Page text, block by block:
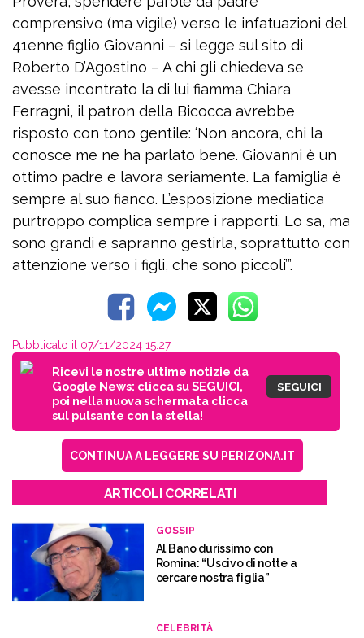
comprensivo (ma vigile) verso le infatuazioni del
41enne figlio Giovanni – si legge sul sito di
Roberto D’Agostino – A chi gli chiedeva se
avesse incontrato la di lui fiamma Chiara
Ferragni, il patron della Bicocca avrebbe
risposto con tono gentile: ‘Non ancora, chi la
conosce me ne ha parlato bene. Giovanni è un
ottimo padre e lavora seriamente. La famiglia è
sempre al suo fianco. L’esposizione mediatica
purtroppo complica sempre i rapporti. Lo sa, ma
sono grandi e sapranno gestirla, soprattutto con
attenzione verso i figli, che sono piccoli’”.
Pubblicato il 07/11/2024 15:27
Ricevi le nostre ultime notizie da
Google News: clicca su SEGUICI,
poi nella nuova schermata clicca
sul pulsante con la stella!
SEGUICI
CONTINUA A LEGGERE SU PERIZONA.IT
ARTICOLI CORRELATI
GOSSIP
Al Bano durissimo con
Romina: “Uscivo di notte a
cercare nostra figlia”
CELEBRITÀ